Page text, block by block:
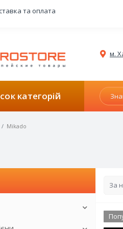
та оплата
м.
категорій
Mikado